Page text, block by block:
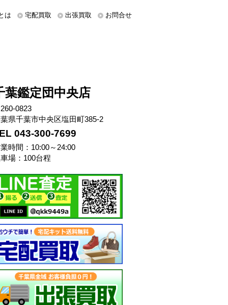
は 宅配買取 出張買取 お問合せ
葉鑑定団中央店
0823
県千葉市中央区塩田町385-2
043-300-7699
時間：10:00～24:00
場：100台程